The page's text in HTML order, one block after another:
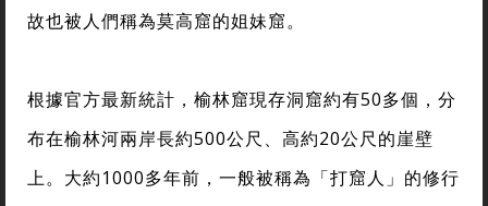
故也被人們稱為莫高窟的姐妹窟。
根據官方最新統計，榆林窟現存洞窟約有50多個，分
布在榆林河兩岸長約500公尺、高約20公尺的崖壁
上。大約1000多年前，一般被稱為「打窟人」的修行